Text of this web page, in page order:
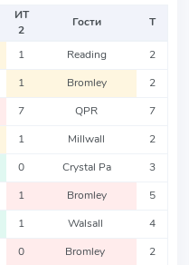
ИТ
2
Гости Т
1 Reading 2
1 Bromley 2
7 QPR 7
1 Millwall 2
0 Crystal Pa 3
1 Bromley 5
1 Walsall 4
0 Bromley 2